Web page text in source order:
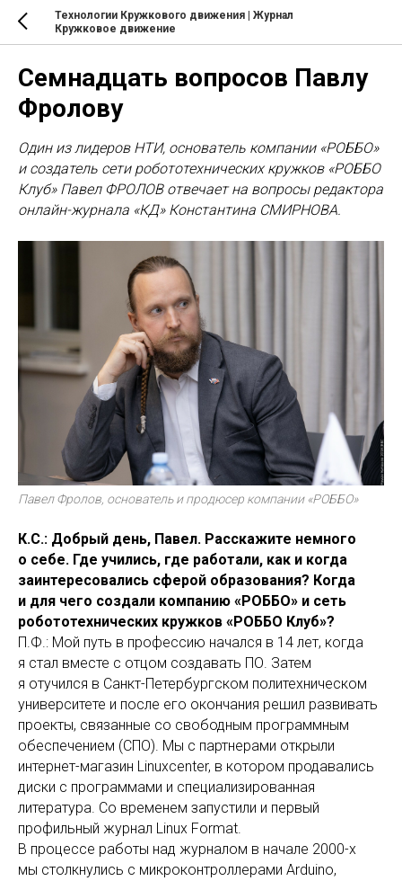
Технологии Кружкового движения | Журнал
Кружковое движение
Семнадцать вопросов Павлу
Фролову
Один из лидеров НТИ, основатель компании «РОББО»
и создатель сети робототехнических кружков «РОББО
Клуб» Павел ФРОЛОВ отвечает на вопросы редактора
онлайн-журнала «КД» Константина СМИРНОВА.
Павел Фролов, основатель и продюсер компании «РОББО»
К.С.: Добрый день, Павел. Расскажите немного
о себе. Где учились, где работали, как и когда
заинтересовались сферой образования? Когда
и для чего создали компанию «РОББО» и сеть
робототехнических кружков «РОББО Клуб»?
П.Ф.: Мой путь в профессию начался в 14 лет, когда
я стал вместе с отцом создавать ПО. Затем
я отучился в Санкт-Петербургском политехническом
университете и после его окончания решил развивать
проекты, связанные со свободным программным
обеспечением (СПО). Мы с партнерами открыли
интернет-магазин Linuxcenter, в котором продавались
диски с программами и специализированная
литература. Со временем запустили и первый
профильный журнал Linux Format.
В процессе работы над журналом в начале 2000-х
мы столкнулись с микроконтроллерами Arduino,